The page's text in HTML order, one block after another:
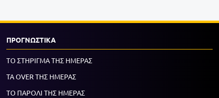
ΠΡΟΓΝΩΣΤΙΚΑ
ΤΟ ΣΤΗΡΙΓΜΑ ΤΗΣ ΗΜΕΡΑΣ
ΤΑ OVER ΤΗΣ ΗΜΕΡΑΣ
ΤΟ ΠΑΡΟΛΙ ΤΗΣ ΗΜΕΡΑΣ